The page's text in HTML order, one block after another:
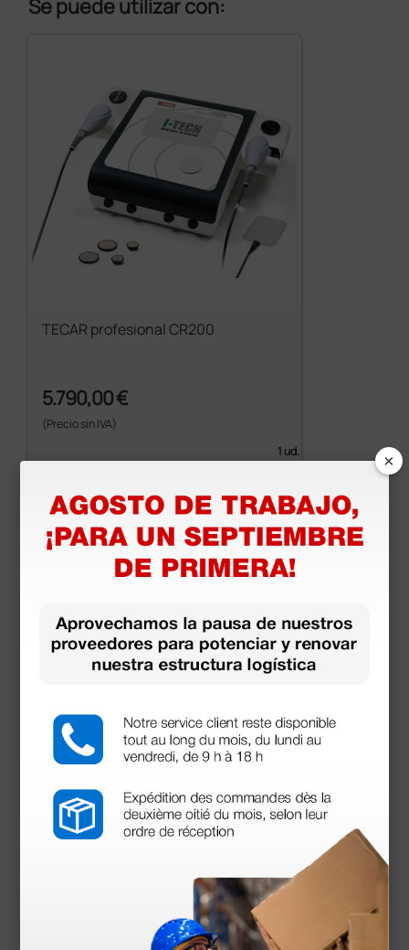
Se puede utilizar con:
TECAR profesional CR200
5.790,00 €
(Precio sin IVA)
1 ud.
Productos similares
Crema conductora para tecarterapia - 1 litro
1 ud.
×